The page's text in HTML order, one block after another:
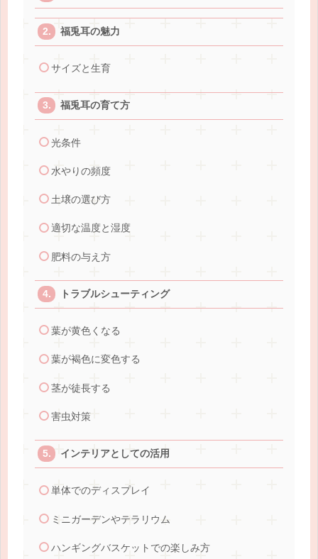
福兎耳の魅力
サイズと生育
福兎耳の育て方
光条件
水やりの頻度
土壌の選び方
適切な温度と湿度
肥料の与え方
トラブルシューティング
葉が黄色くなる
葉が褐色に変色する
茎が徒長する
害虫対策
インテリアとしての活用
単体でのディスプレイ
ミニガーデンやテラリウム
ハンギングバスケットでの楽しみ方